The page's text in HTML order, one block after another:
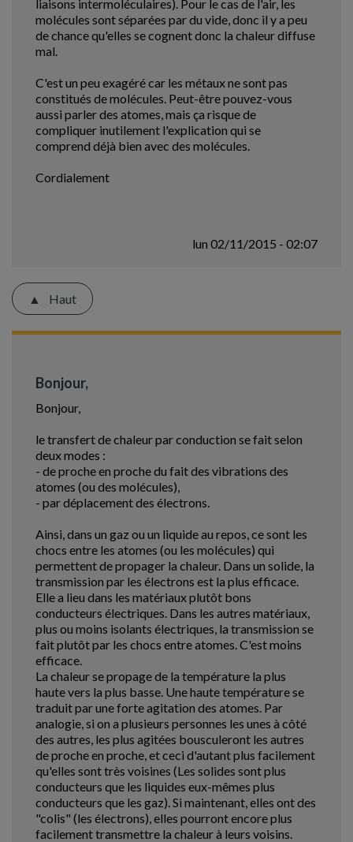
liaisons intermoléculaires). Pour le cas de l'air, les
molécules sont séparées par du vide, donc il y a peu
de chance qu'elles se cognent donc la chaleur diffuse
mal.
C'est un peu exagéré car les métaux ne sont pas
constitués de molécules. Peut-être pouvez-vous
aussi parler des atomes, mais ça risque de
compliquer inutilement l'explication qui se
comprend déjà bien avec des molécules.
Cordialement
lun 02/11/2015 - 02:07
Haut
Bonjour,
Bonjour,
le transfert de chaleur par conduction se fait selon
deux modes :
- de proche en proche du fait des vibrations des
atomes (ou des molécules),
- par déplacement des électrons.
Ainsi, dans un gaz ou un liquide au repos, ce sont les
chocs entre les atomes (ou les molécules) qui
permettent de propager la chaleur. Dans un solide, la
transmission par les électrons est la plus efficace.
Elle a lieu dans les matériaux plutôt bons
conducteurs électriques. Dans les autres matériaux,
plus ou moins isolants électriques, la transmission se
fait plutôt par les chocs entre atomes. C'est moins
efficace.
La chaleur se propage de la température la plus
haute vers la plus basse. Une haute température se
traduit par une forte agitation des atomes. Par
analogie, si on a plusieurs personnes les unes à côté
des autres, les plus agitées bousculeront les autres
de proche en proche, et ceci d'autant plus facilement
qu'elles sont très voisines (Les solides sont plus
conducteurs que les liquides eux-mêmes plus
conducteurs que les gaz). Si maintenant, elles ont des
"colis" (les électrons), elles pourront encore plus
facilement transmettre la chaleur à leurs voisins.